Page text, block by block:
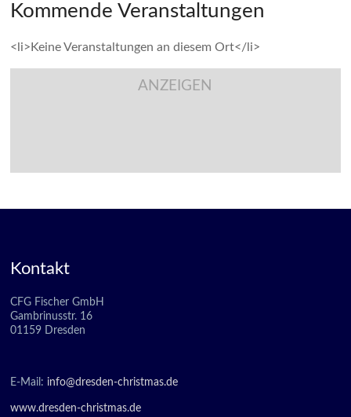
Kommende Veranstaltungen
<li>Keine Veranstaltungen an diesem Ort</li>
ANZEIGEN
Kontakt
CFG Fischer GmbH
Gambrinusstr. 16
01159 Dresden
E-Mail: info@dresden-christmas.de
www.dresden-christmas.de